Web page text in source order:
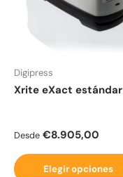
Digipress
Xrite eXact estándar
Precio normal
Desde €8.905,00
Elegir opciones